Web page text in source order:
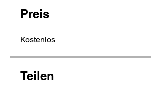
Preis
Kostenlos
Teilen